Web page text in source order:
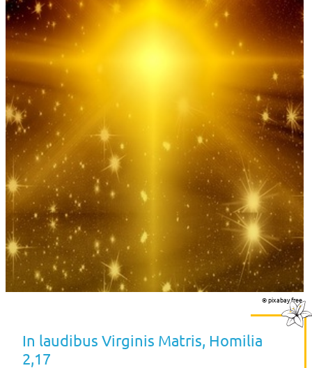
© pixabay free
In laudibus Virginis Matris, Homilia
2,17